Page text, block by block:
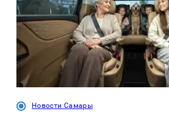
Новости Самары